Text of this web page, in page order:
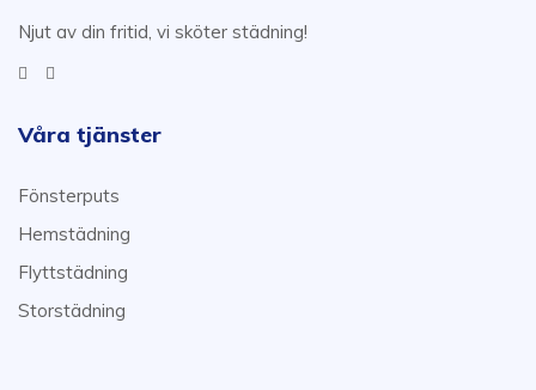
Njut av din fritid, vi sköter städning!
Våra tjänster
Fönsterputs
Hemstädning
Flyttstädning
Storstädning